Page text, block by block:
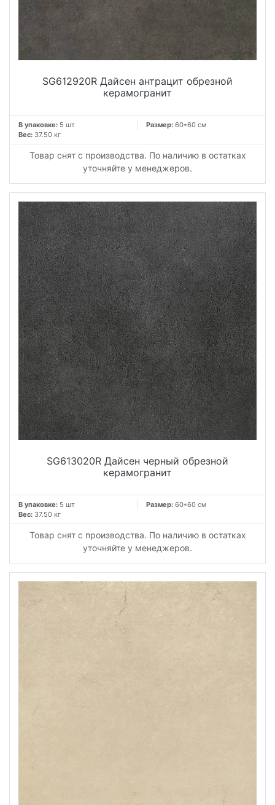
SG612920R Дайсен антрацит обрезной
керамогранит
В упаковке: 5 шт Размер: 60*60 см
Вес: 37.50 кг
Товар снят с производства. По наличию в остатках
уточняйте у менеджеров.
SG613020R Дайсен черный обрезной
керамогранит
В упаковке: 5 шт Размер: 60*60 см
Вес: 37.50 кг
Товар снят с производства. По наличию в остатках
уточняйте у менеджеров.